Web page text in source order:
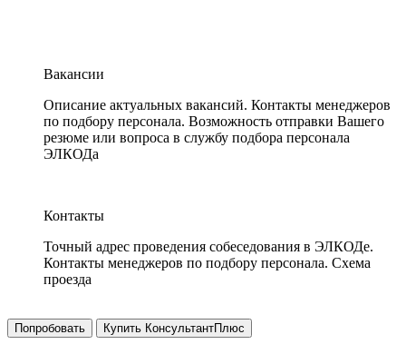
Вакансии
Описание актуальных вакансий. Контакты менеджеров
по подбору персонала. Возможность отправки Вашего
резюме или вопроса в службу подбора персонала
ЭЛКОДа
Контакты
Точный адрес проведения собеседования в ЭЛКОДе.
Контакты менеджеров по подбору персонала. Схема
проезда
Попробовать Купить КонсультантПлюс